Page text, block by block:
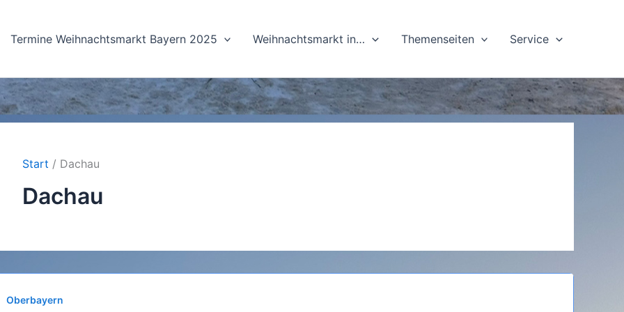
Termine Weihnachtsmarkt Bayern 2025 Weihnachtsmarkt in… Themenseiten Service
Start Dachau
Dachau
Oberbayern